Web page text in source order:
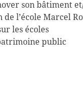
son bâtiment
l’école Marcel
les écoles
public